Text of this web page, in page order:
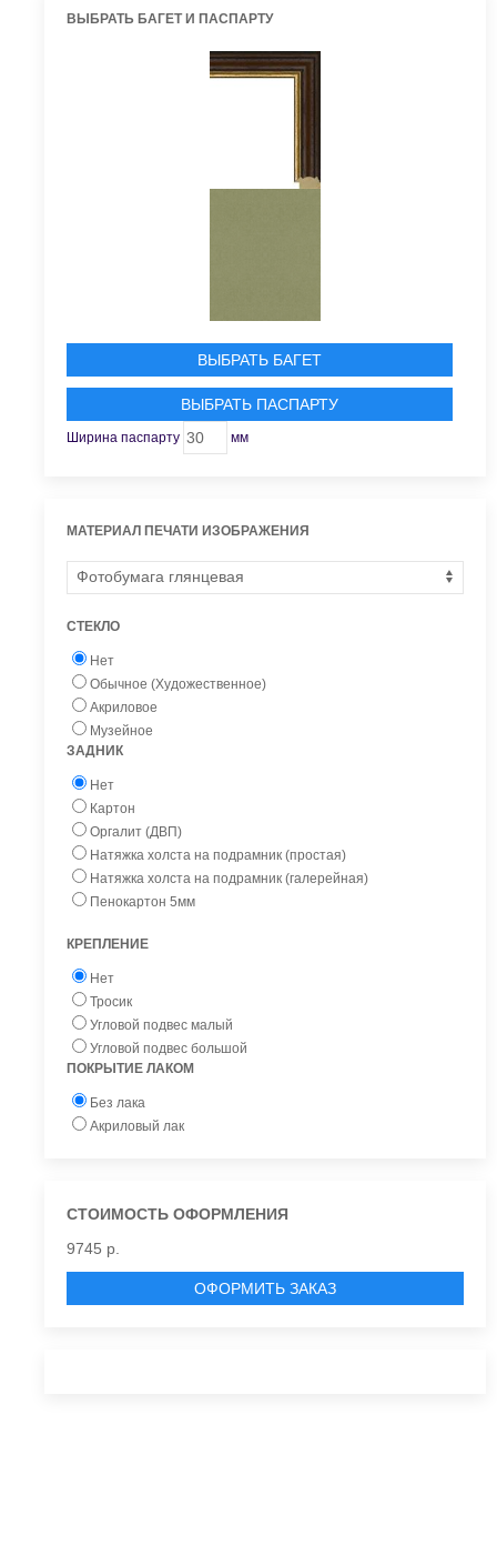
ВЫБРАТЬ БАГЕТ И ПАСПАРТУ
ВЫБРАТЬ БАГЕТ
ВЫБРАТЬ ПАСПАРТУ
Ширина паспарту мм
МАТЕРИАЛ ПЕЧАТИ ИЗОБРАЖЕНИЯ
СТЕКЛО
Нет
Обычное (Художественное)
Акриловое
Музейное
ЗАДНИК
Нет
Картон
Оргалит (ДВП)
Натяжка холста на подрамник (простая)
Натяжка холста на подрамник (галерейная)
Пенокартон 5мм
КРЕПЛЕНИЕ
Нет
Тросик
Угловой подвес малый
Угловой подвес большой
ПОКРЫТИЕ ЛАКОМ
Без лака
Акриловый лак
СТОИМОСТЬ ОФОРМЛЕНИЯ
9745 р.
ОФОРМИТЬ ЗАКАЗ